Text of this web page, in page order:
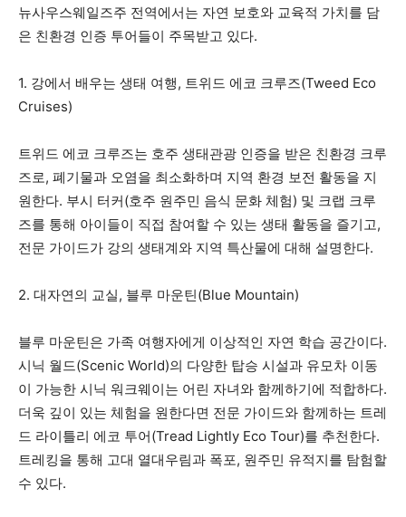
뉴사우스웨일즈주 전역에서는 자연 보호와 교육적 가치를 담
은 친환경 인증 투어들이 주목받고 있다.
1. 강에서 배우는 생태 여행, 트위드 에코 크루즈(Tweed Eco
Cruises)
트위드 에코 크루즈는 호주 생태관광 인증을 받은 친환경 크루
즈로, 폐기물과 오염을 최소화하며 지역 환경 보전 활동을 지
원한다. 부시 터커(호주 원주민 음식 문화 체험) 및 크랩 크루
즈를 통해 아이들이 직접 참여할 수 있는 생태 활동을 즐기고,
전문 가이드가 강의 생태계와 지역 특산물에 대해 설명한다.
2. 대자연의 교실, 블루 마운틴(Blue Mountain)
블루 마운틴은 가족 여행자에게 이상적인 자연 학습 공간이다.
시닉 월드(Scenic World)의 다양한 탑승 시설과 유모차 이동
이 가능한 시닉 워크웨이는 어린 자녀와 함께하기에 적합하다.
더욱 깊이 있는 체험을 원한다면 전문 가이드와 함께하는 트레
드 라이틀리 에코 투어(Tread Lightly Eco Tour)를 추천한다.
트레킹을 통해 고대 열대우림과 폭포, 원주민 유적지를 탐험할
수 있다.